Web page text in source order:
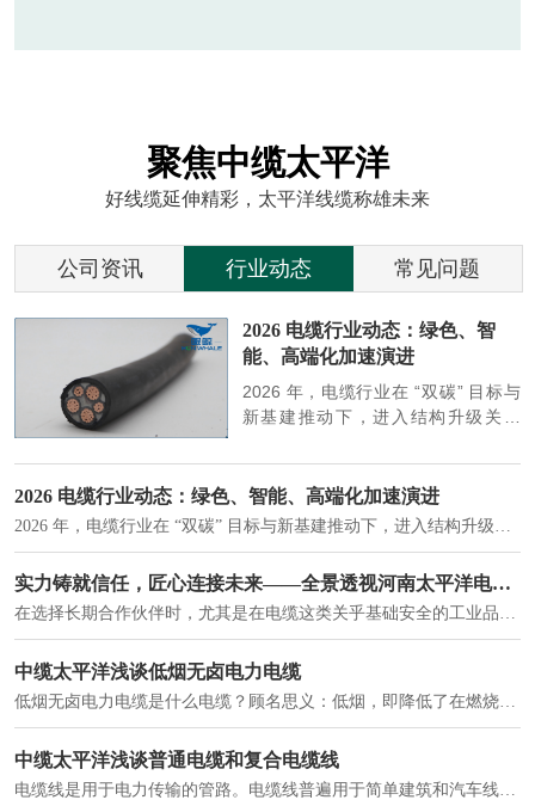
聚焦中缆太平洋
好线缆延伸精彩，太平洋线缆称雄未来
公司资讯 行业动态 常见问题
2026 电缆行业动态：绿色、智
能、高端化加速演进
2026 年，电缆行业在 “双碳” 目标与
新基建推动下，进入结构升级关键
大清晰趋势，市场格局持续优化。
2026 电缆行业动态：绿色、智能、高端化加速演进
实力铸就信任，匠心连接未来——全景透视河南太平洋电缆厂
在选择长期合作伙伴时，尤其是在电缆这类关乎基础安全的工业品上，供应商的“内在实力”远比一纸报价单更重要。今天，我们邀请您“云参观”河南太平洋电缆厂，透过每一个细节，看我们如何将“可靠”二字，铸入每一米电缆。
中缆太平洋浅谈低烟无卤电力电缆
低烟无卤电力电缆是什么电缆？顾名思义：低烟，即降低了在燃烧时有害物体的产生；卤素对于人体来说是一种有毒气体，无卤就是没有毒气体的释放，通常是针对电缆遇火灾时而言的。低烟无卤电力电缆又可以称之为环保电缆，低烟无卤电缆大多数用于医院和对环境卫生要求比较严格的地方。
中缆太平洋浅谈普通电缆和复合电缆线
电缆线是用于电力传输的管路。电缆线普遍用于简单建筑和汽车线材，作为能源输送缆线，电缆线的复杂结构勿庸置疑。根据目标功能，电缆线具有以下一些特点：建筑用和车用线材要求轻质、大批量生产、价格低廉、具有相当的电学和力学性能和长时间的耐老化性能；工业用线材必须具有符合客户要求的性能；